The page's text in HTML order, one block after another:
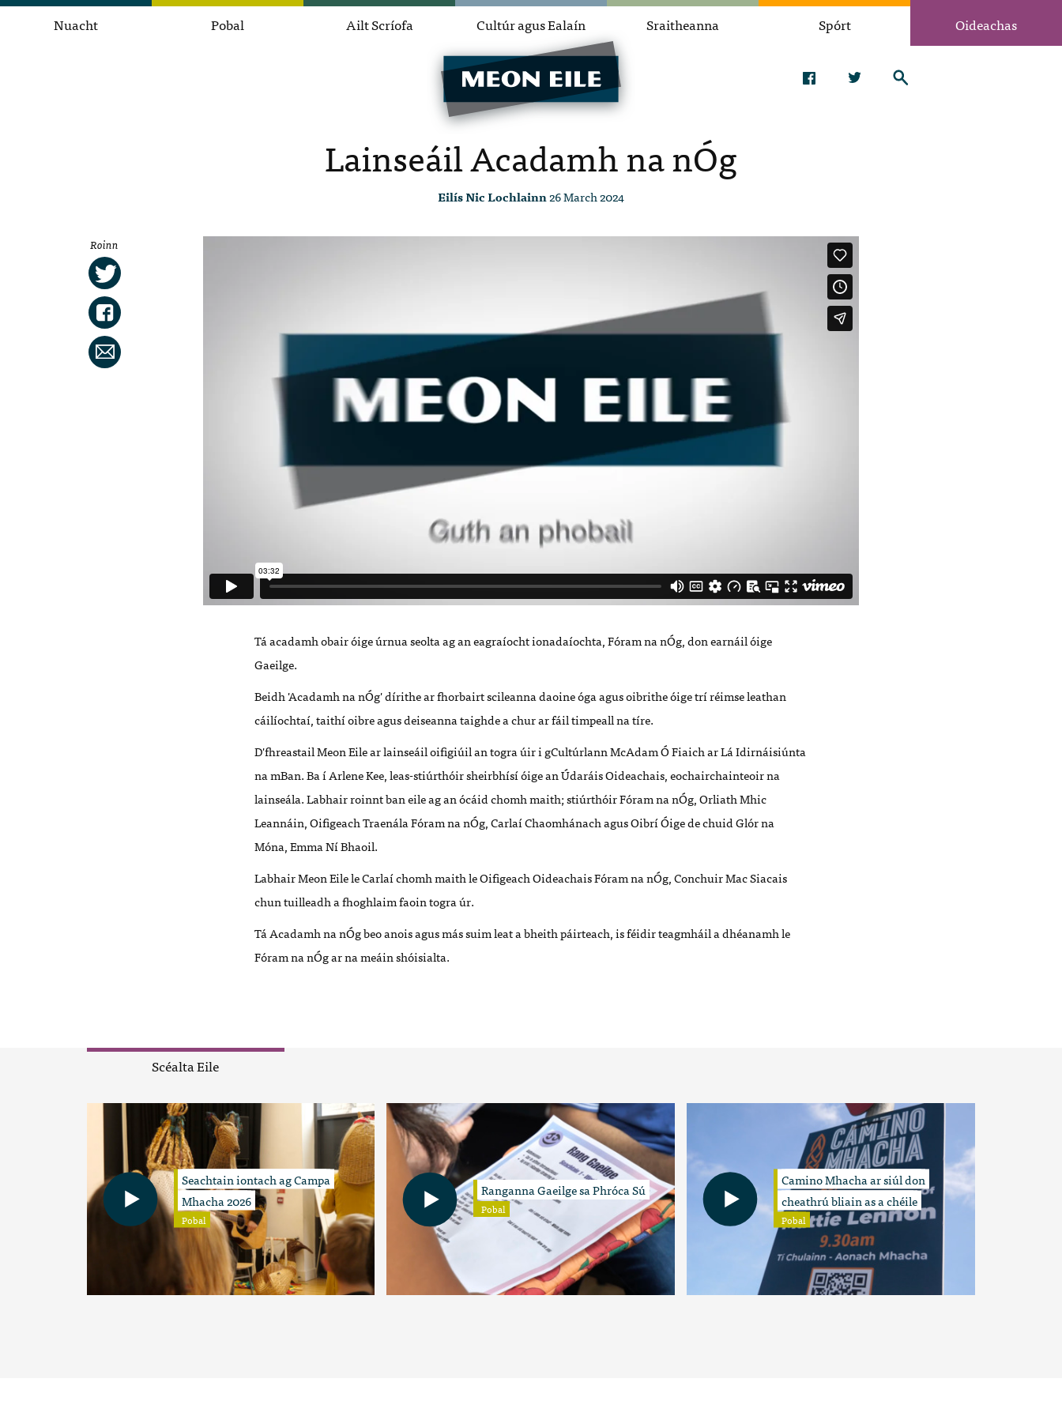
Nuacht Pobal Ailt Scríofa Cultúr agus Ealaín Sraitheanna Spórt Oideachas
Lainseáil Acadamh na nÓg
Eilís Nic Lochlainn26 March 2024
Roinn
Tá acadamh obair óige úrnua seolta ag an eagraíocht ionadaíochta, Fóram na nÓg, don earnáil óige
Gaeilge.
Beidh 'Acadamh na nÓg' dírithe ar fhorbairt scileanna daoine óga agus oibrithe óige trí réimse leathan
cáilíochtaí, taithí oibre agus deiseanna taighde a chur ar fáil timpeall na tíre.
D'fhreastail Meon Eile ar lainseáil oifigiúil an togra úir i gCultúrlann McAdam Ó Fiaich ar Lá Idirnáisiúnta
na mBan. Ba í Arlene Kee, leas-stiúrthóir sheirbhísí óige an Údaráis Oideachais, eochairchainteoir na
lainseála. Labhair roinnt ban eile ag an ócáid chomh maith; stiúrthóir Fóram na nÓg, Orliath Mhic
Leannáin, Oifigeach Traenála Fóram na nÓg, Carlaí Chaomhánach agus Oibrí Óige de chuid Glór na
Móna, Emma Ní Bhaoil.
Labhair Meon Eile le Carlaí chomh maith le Oifigeach Oideachais Fóram na nÓg, Conchuir Mac Siacais
chun tuilleadh a fhoghlaim faoin togra úr.
Tá Acadamh na nÓg beo anois agus más suim leat a bheith páirteach, is féidir teagmháil a dhéanamh le
Fóram na nÓg ar na meáin shóisialta.
Scéalta Eile
Seachtain iontach ag Campa
Mhacha 2026
Pobal
Ranganna Gaeilge sa Phróca Sú
Pobal
Camino Mhacha ar siúl don
cheathrú bliain as a chéile
Pobal